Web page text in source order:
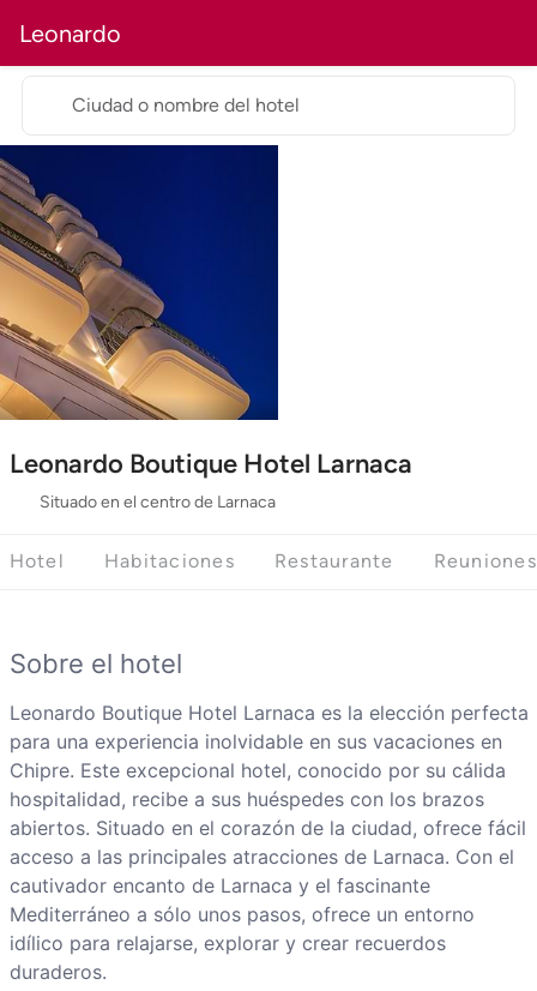
Leonardo
Leonardo Boutique Hotel Larnaca
Situado en el centro de Larnaca
Ciudad o nombre del hotel
Hotel Habitaciones Restaurante
Sobre el hotel
Leonardo Boutique Hotel Larnaca es la elección perfecta
para una experiencia inolvidable en sus vacaciones en
Chipre. Este excepcional hotel, conocido por su cálida
hospitalidad, recibe a sus huéspedes con los brazos
abiertos. Situado en el corazón de la ciudad, ofrece fácil
acceso a las principales atracciones de Larnaca. Con el
cautivador encanto de Larnaca y el fascinante
Mediterráneo a sólo unos pasos, ofrece un entorno
idílico para relajarse, explorar y crear recuerdos
duraderos.